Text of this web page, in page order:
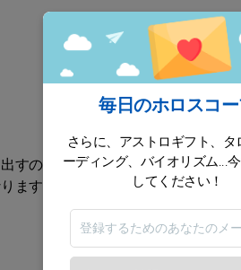
すので、新しい関係がスッと始ま
ます。恋は、相手の肩の力を抜く
毎日のホロスコ
さらに、アストロギフト、タ
ーディング、バイオリズム...
してください！